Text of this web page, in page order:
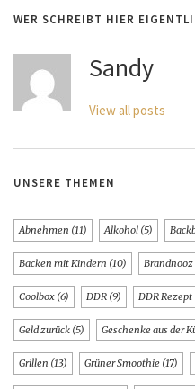
WER SCHREIBT HIER
Sandy
View all posts
UNSERE THEMEN
Abnehmen (11) Alkohol (5)
Backen mit Kindern (10) Brandnooz
Coolbox (6) DDR (9) DDR Rezept
Geld zurück (5) Geschenke aus der
Grillen (13) Grüner Smoothie (17)